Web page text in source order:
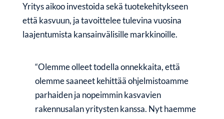
Yritys aikoo investoida sekä tuotekehitykseen
että kasvuun, ja tavoittelee tulevina vuosina
laajentumista kansainvälisille markkinoille.
“Olemme olleet todella onnekkaita, että
olemme saaneet kehittää ohjelmistoamme
parhaiden ja nopeimmin kasvavien
rakennusalan yritysten kanssa. Nyt haemme